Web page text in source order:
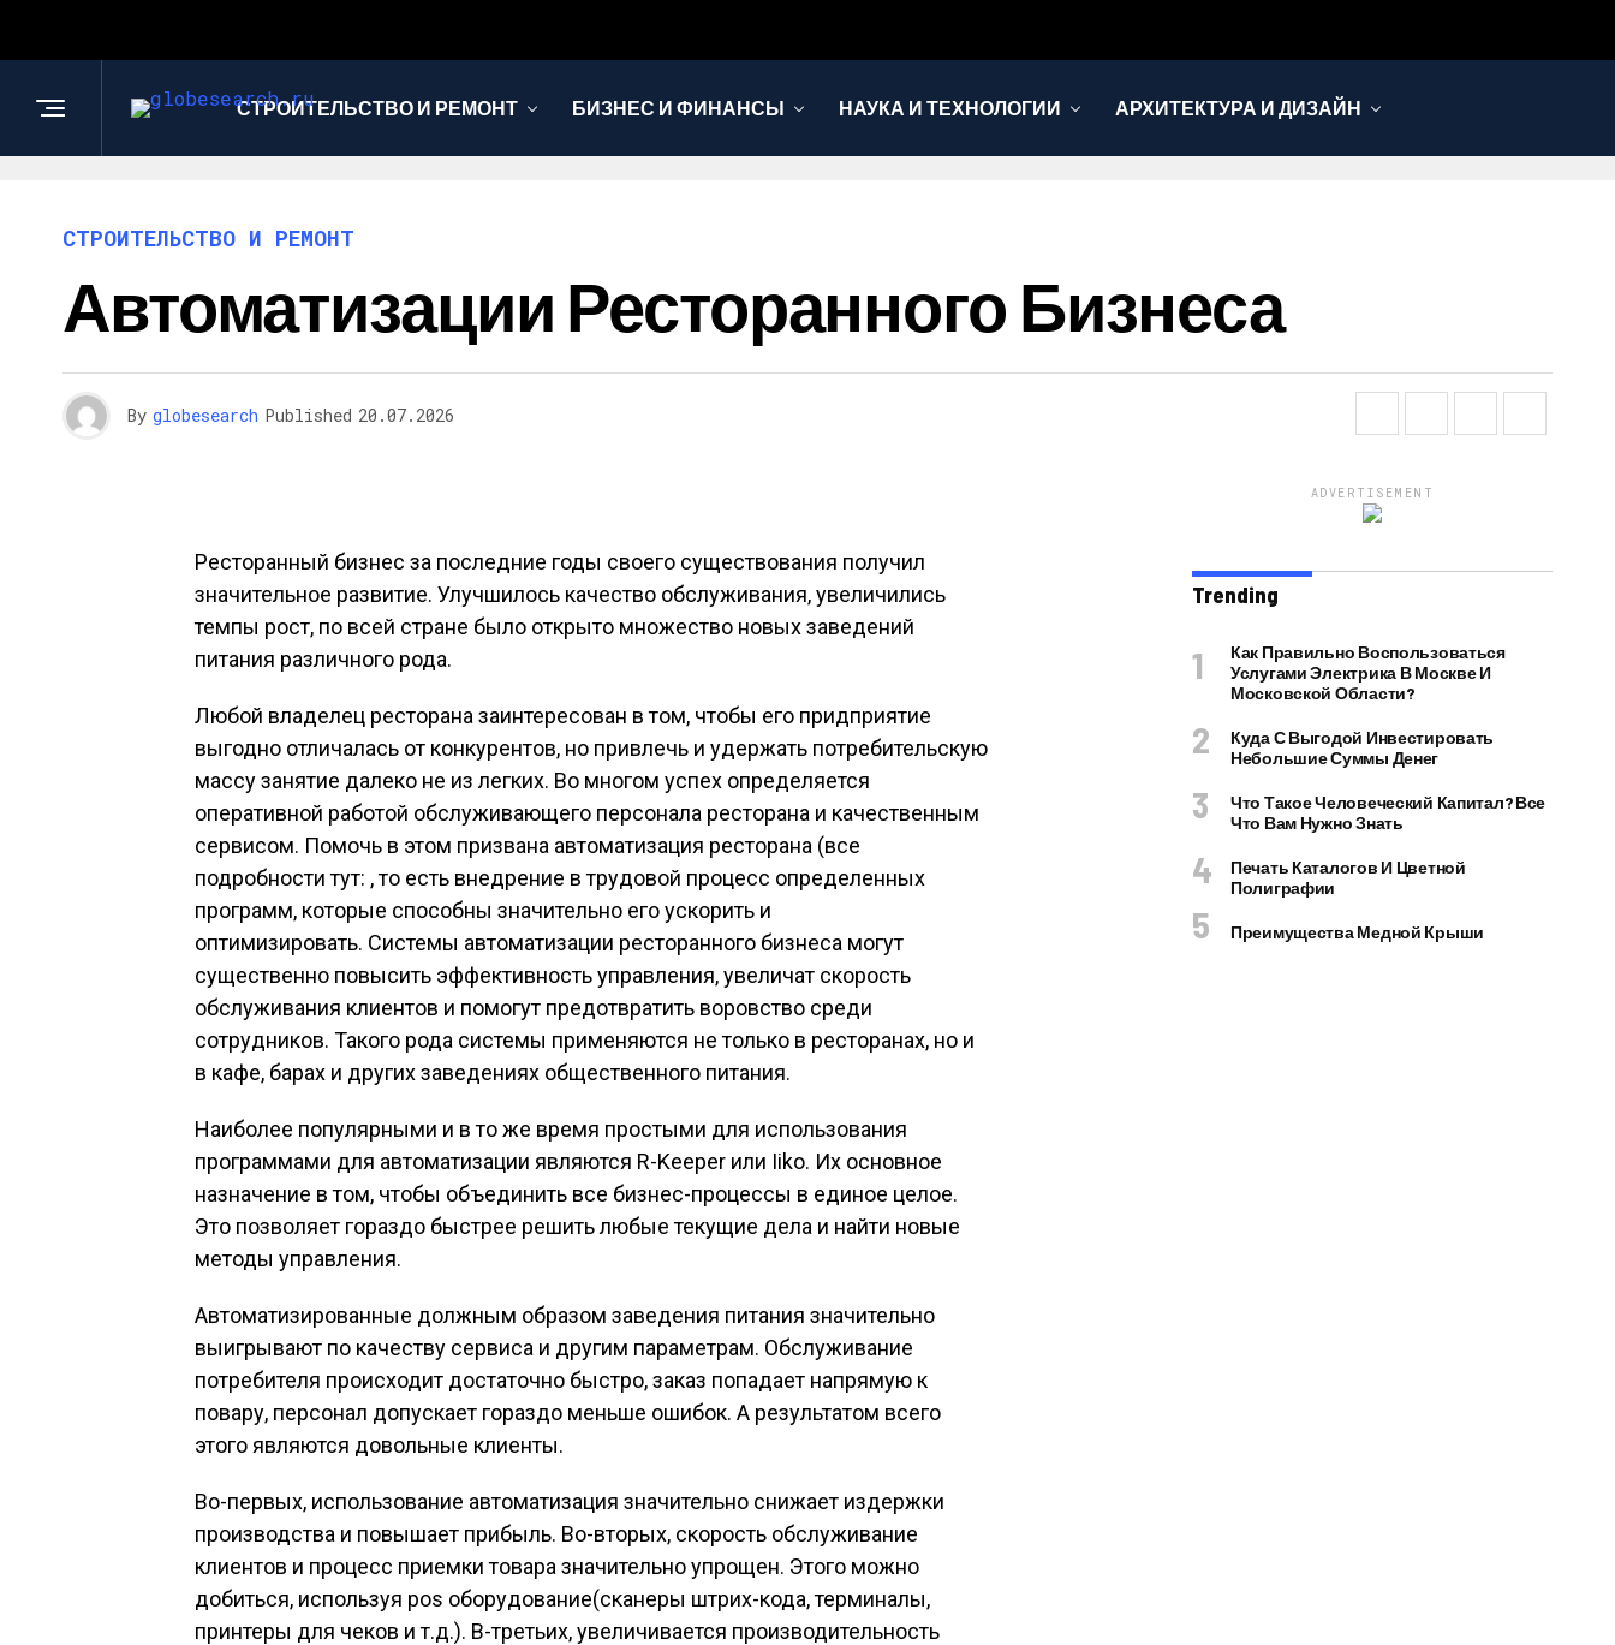
СТРОИТЕЛЬСТВО И РЕМОНТ БИЗНЕС И ФИНАНСЫ НАУКА И ТЕХНОЛОГИИ АРХИТЕКТУРА И ДИЗАЙН
СТРОИТЕЛЬСТВО И РЕМОНТ
Автоматизации Ресторанного Бизнеса
By globesearch Published 20.07.2026
Ресторанный бизнес за последние годы своего существования получил
значительное развитие. Улучшилось качество обслуживания, увеличились
темпы рост, по всей стране было открыто множество новых заведений
питания различного рода.
Любой владелец ресторана заинтересован в том, чтобы его придприятие
выгодно отличалась от конкурентов, но привлечь и удержать потребительскую
массу занятие далеко не из легких. Во многом успех определяется
оперативной работой обслуживающего персонала ресторана и качественным
сервисом. Помочь в этом призвана автоматизация ресторана (все
подробности тут: , то есть внедрение в трудовой процесс определенных
программ, которые способны значительно его ускорить и
оптимизировать. Системы автоматизации ресторанного бизнеса могут
существенно повысить эффективность управления, увеличат скорость
обслуживания клиентов и помогут предотвратить воровство среди
сотрудников. Такого рода системы применяются не только в ресторанах, но и
в кафе, барах и других заведениях общественного питания.
Наиболее популярными и в то же время простыми для использования
программами для автоматизации являются R-Keeper или Iiko. Их основное
назначение в том, чтобы объединить все бизнес-процессы в единое целое.
Это позволяет гораздо быстрее решить любые текущие дела и найти новые
методы управления.
Автоматизированные должным образом заведения питания значительно
выигрывают по качеству сервиса и другим параметрам. Обслуживание
потребителя происходит достаточно быстро, заказ попадает напрямую к
повару, персонал допускает гораздо меньше ошибок. А результатом всего
этого являются довольные клиенты.
Во-первых, использование автоматизация значительно снижает издержки
производства и повышает прибыль. Во-вторых, скорость обслуживание
клиентов и процесс приемки товара значительно упрощен. Этого можно
добиться, используя pos оборудование(сканеры штрих-кода, терминалы,
принтеры для чеков и т.д.). В-третьих, увеличивается производительность
ADVERTISEMENT
Trending
Как Правильно Воспользоваться
Услугами Электрика В Москве И
Московской Области?
Куда С Выгодой Инвестировать
Небольшие Суммы Денег
Что Такое Человеческий Капитал? Все
Что Вам Нужно Знать
Печать Каталогов И Цветной
Полиграфии
Преимущества Медной Крыши